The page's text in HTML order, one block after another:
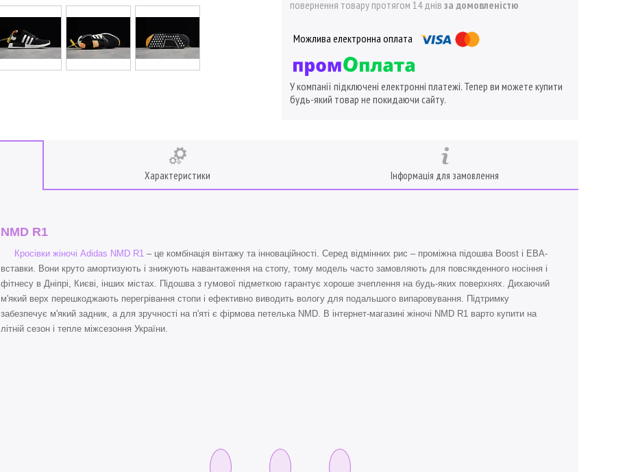
повернення товару протягом 14 днів за домовленістю
У компанії підключені електронні платежі. Тепер ви можете купити
будь-який товар не покидаючи сайту.
Характеристики Інформація для замовлення
NMD R1
Кросівки жіночі Adidas NMD R1 – це комбінація вінтажу та інноваційності. Серед відмінних рис – проміжна підошва Boost і ЕВА-
вставки. Вони круто амортизують і знижують навантаження на стопу, тому модель часто замовляють для повсякденного носіння і
фітнесу в Дніпрі, Києві, інших містах. Підошва з гумової підметкою гарантує хороше зчеплення на будь-яких поверхнях. Дихаючий
м'який верх перешкоджають перегрівання стопи і ефективно виводить вологу для подальшого випаровування. Підтримку
забезпечує м'який задник, а для зручності на п'яті є фірмова петелька NMD. В інтернет-магазині жіночі NMD R1 варто купити на
літній сезон і тепле міжсезоння України.